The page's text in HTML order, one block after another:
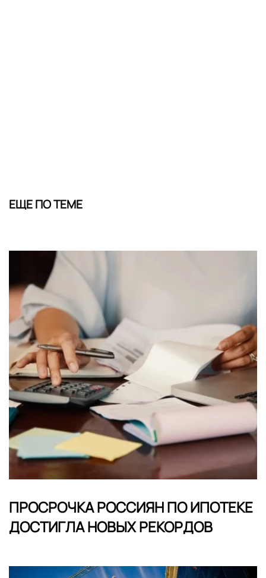
ЕЩЕ ПО ТЕМЕ
ПРОСРОЧКА РОССИЯН ПО ИПОТЕКЕ
ДОСТИГЛА НОВЫХ РЕКОРДОВ